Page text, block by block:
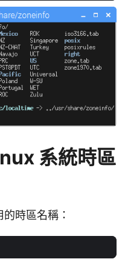
系統時區
時區名稱：